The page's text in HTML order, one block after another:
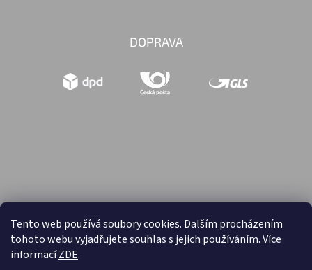
Tento web používá soubory cookies. Dalším procházením
tohoto webu vyjadřujete souhlas s jejich používáním. Více
informacíZDE.
DOPRAVA
Vytvořil Shoptet